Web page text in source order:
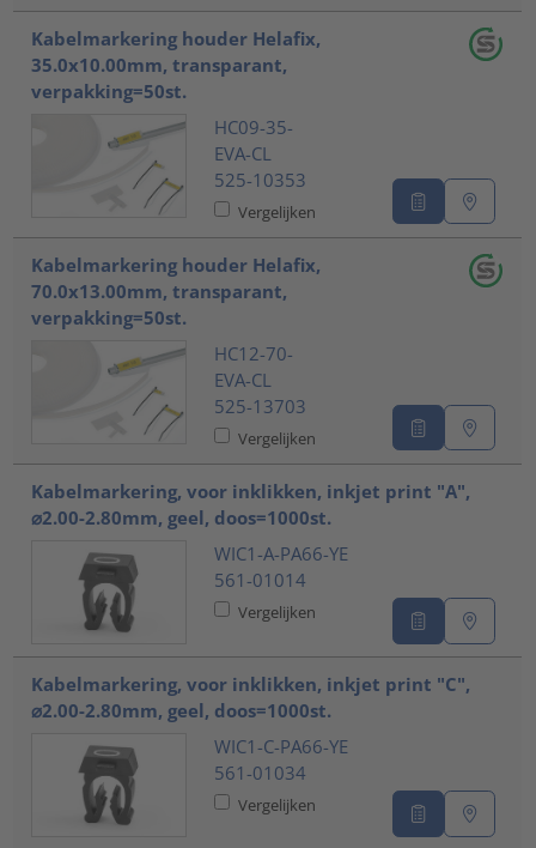
Kabelmarkering houder Helafix,
35.0x10.00mm, transparant,
verpakking=50st.
HC09-35-
EVA-CL
525-10353
Vergelijken
Kabelmarkering houder Helafix,
70.0x13.00mm, transparant,
verpakking=50st.
HC12-70-
EVA-CL
525-13703
Vergelijken
Kabelmarkering, voor inklikken, inkjet print "A",
⌀2.00-2.80mm, geel, doos=1000st.
WIC1-A-PA66-YE
561-01014
Vergelijken
Kabelmarkering, voor inklikken, inkjet print "C",
⌀2.00-2.80mm, geel, doos=1000st.
WIC1-C-PA66-YE
561-01034
Vergelijken